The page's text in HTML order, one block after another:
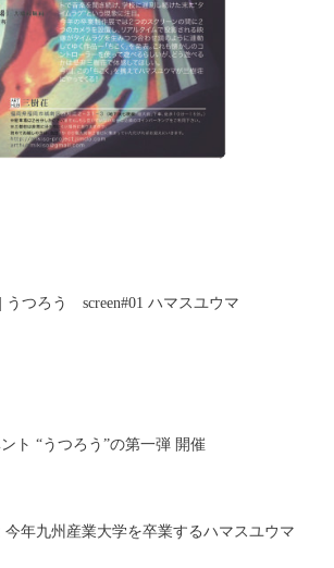
うつろう screen#01 ハマスユウマ
ト “うつろう”の第一弾 開催
年九州産業大学を卒業するハマスユウマ